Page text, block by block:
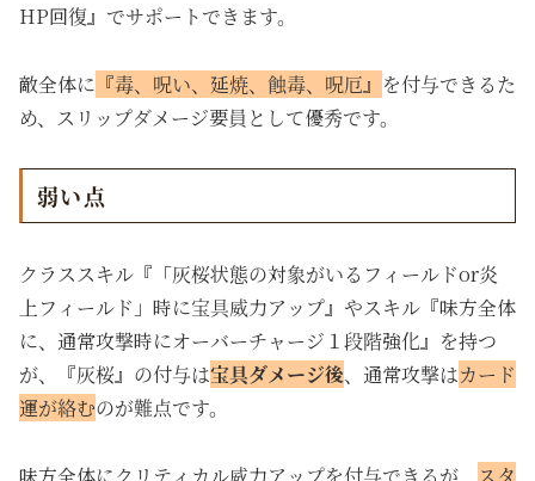
HP回復』でサポートできます。
敵全体に 『毒、呪い、延焼、蝕毒、呪厄』 を付与できるた
め、スリップダメージ要員として優秀です。
弱い点
クラススキル『「灰桜状態の対象がいるフィールドor炎
上フィールド」時に宝具威力アップ』やスキル『味方全体
に、通常攻撃時にオーバーチャージ１段階強化』を持つ
が、『灰桜』の付与は宝具ダメージ後、通常攻撃はカード
運が絡むのが難点です。
味方全体にクリティカル威力アップを付与できるが、 スタ